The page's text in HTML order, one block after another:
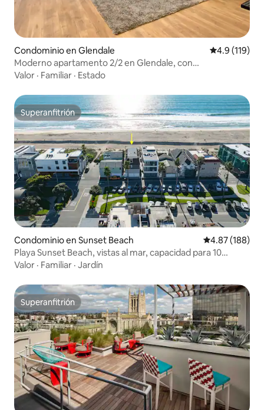
Condominio en Glendale Calificación
4.9 (119)
Moderno apartamento 2/2 en Glendale, con
estacionamiento, lavadora y secadora
Valor · Familiar · Estado
Superanfitrión
Superanfitrión
Condominio en Sunset Beach Calificación
4.87 (188)
Playa Sunset Beach, vistas al mar, capacidad para 10
personas
Valor · Familiar · Jardín
Superanfitrión
Superanfitrión